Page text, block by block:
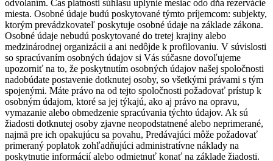
odvolaním. Čas platnosti súhlasu uplynie mesiac odo dňa rezervácie
miesta. Osobné údaje budú poskytované týmto príjemcom: subjekty,
ktorým prevádzkovateľ poskytuje osobné údaje na základe zákona.
Osobné údaje nebudú poskytované do tretej krajiny alebo
medzinárodnej organizácii a ani nedôjde k profilovaniu. V súvislosti
so spracúvaním osobných údajov si Vás súčasne dovoľujeme
upozorniť na to, že poskytnutím osobných údajov našej spoločnosti
nadobúdate postavenie dotknutej osoby, so všetkými právami s tým
spojenými. Máte právo na od tejto spoločnosti požadovať prístup k
osobným údajom, ktoré sa jej týkajú, ako aj právo na opravu,
vymazanie alebo obmedzenie spracúvania týchto údajov. Ak sú
žiadosti dotknutej osoby zjavne neopodstatnené alebo neprimerané,
najmä pre ich opakujúcu sa povahu, Predávajúci môže požadovať
primeraný poplatok zohľadňujúci administratívne náklady na
poskytnutie informácií alebo odmietnuť konať na základe žiadosti.